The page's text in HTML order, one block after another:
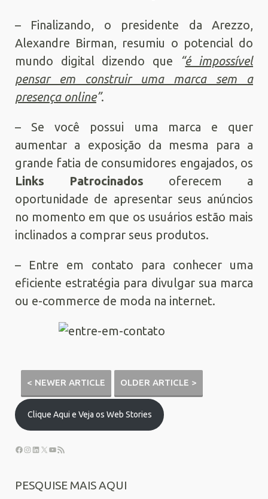
– Finalizando, o presidente da Arezzo,
Alexandre Birman, resumiu o potencial do
mundo digital dizendo que
“é impossível
pensar em construir uma marca sem a
presença online”.
– Se você possui uma marca e quer
aumentar a exposição da mesma para a
grande fatia de consumidores engajados, os
Links Patrocinados oferecem a
oportunidade de apresentar seus anúncios
no momento em que os usuários estão mais
inclinados a comprar seus produtos.
– Entre em contato para conhecer uma
eficiente estratégia para divulgar sua marca
ou e-commerce de moda na internet.
< NEWER ARTICLE OLDER ARTICLE >
Clique Aqui e Veja os Web Stories
PESQUISE MAIS AQUI